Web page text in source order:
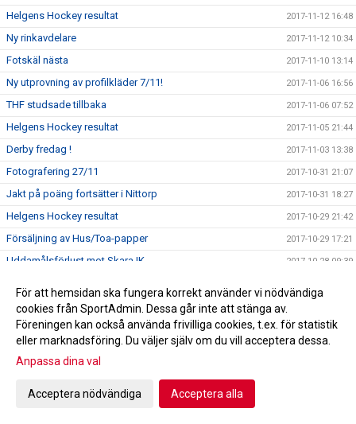
Helgens Hockey resultat 2017-11-12 16:48
Ny rinkavdelare 2017-11-12 10:34
Fotskäl nästa 2017-11-10 13:14
Ny utprovning av profilkläder 7/11! 2017-11-06 16:56
THF studsade tillbaka 2017-11-06 07:52
Helgens Hockey resultat 2017-11-05 21:44
Derby fredag ! 2017-11-03 13:38
Fotografering 27/11 2017-10-31 21:07
Jakt på poäng fortsätter i Nittorp 2017-10-31 18:27
Helgens Hockey resultat 2017-10-29 21:42
Försäljning av Hus/Toa-papper 2017-10-29 17:21
Uddamålsförlust mot Skara IK 2017-10-28 09:39
THF tar emot Skara IK ikväll
A-lagsdebut för William Ahlrik 2017-10-24 08:50
A-laget spelar borta mot HC Lidköping
För att hemsidan ska fungera korrekt använder vi nödvändiga
cookies från SportAdmin. Dessa går inte att stänga av.
Föreningen kan också använda frivilliga cookies, t.ex. för statistik
eller marknadsföring. Du väljer själv om du vill acceptera dessa.
Anpassa dina val
Acceptera nödvändiga Acceptera alla